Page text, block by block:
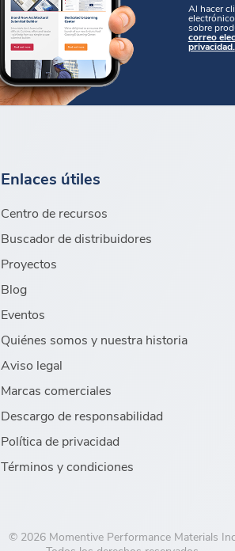
Al hacer
sobre
correo
privacidad.
Enlaces útiles
Centro de recursos
Buscador de distribuidores
Proyectos
Blog
Eventos
Quiénes somos y nuestra historia
Aviso legal
Marcas comerciales
Descargo de responsabilidad
Política de privacidad
Términos y condiciones
© 2026 Momentive Performance Materials